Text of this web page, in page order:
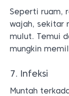
Seperti ruam,
wajah, sekitar
mulut. Temui
mungkin
7. Infeksi
Muntah